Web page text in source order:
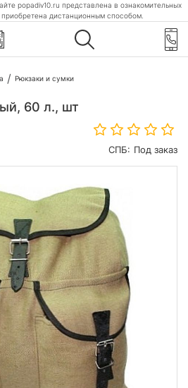
popadiv10.ru представлена в ознакомительных
дистанционным способом.
Рюкзаки и сумки
60 л., шт
СПБ: Под заказ